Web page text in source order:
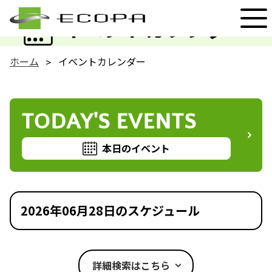
イベントカレンダー
EVENT
ホーム イベントカレンダー
TODAY'S EVENTS
本日のイベント
2026年06月28日のスケジュール
詳細検索はこちら